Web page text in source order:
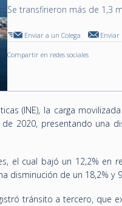
Se transfirieron más de 1,3
Enviar a un Colega Enviar
Compartir en redes sociales
(INE), la carga
2020, presentando una
el cual bajó un 12,2% en
disminución de un 18,2% y
tránsito a tercero, que